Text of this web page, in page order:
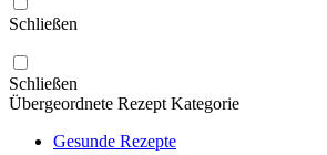
Schließen
Schließen
Übergeordnete Rezept Kategorie
Gesunde Rezepte